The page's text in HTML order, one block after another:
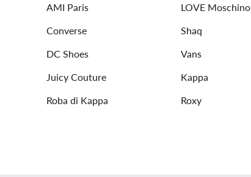
AMI Paris LOVE Moschino
Converse Shaq
DC Shoes Vans
Juicy Couture Kappa
Roba di Kappa Roxy